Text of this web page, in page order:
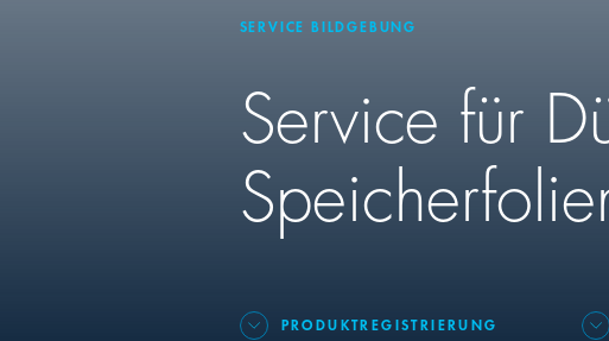
SERVICE BILDGEBUNG
Service für
PRODUKTREGISTRIERUNG